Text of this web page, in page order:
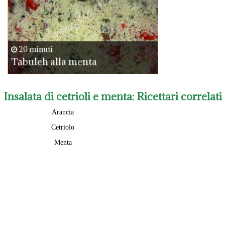
20 minuti
Tabuleh alla menta
Insalata di cetrioli e menta: Ricettari correlati
Arancia
Cetriolo
Menta